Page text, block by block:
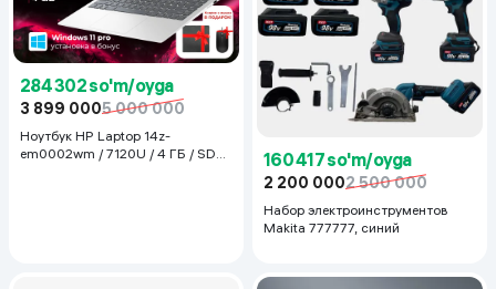
284 302 so'm/oyga
3 899 0005 000 000
Ноутбук HP Laptop 14z-
em0002wm / 7120U / 4 ГБ / SDD
160 417 so'm/oyga
2 200 0002 500 000
Набор электроинструментов
Makita 777777, синий